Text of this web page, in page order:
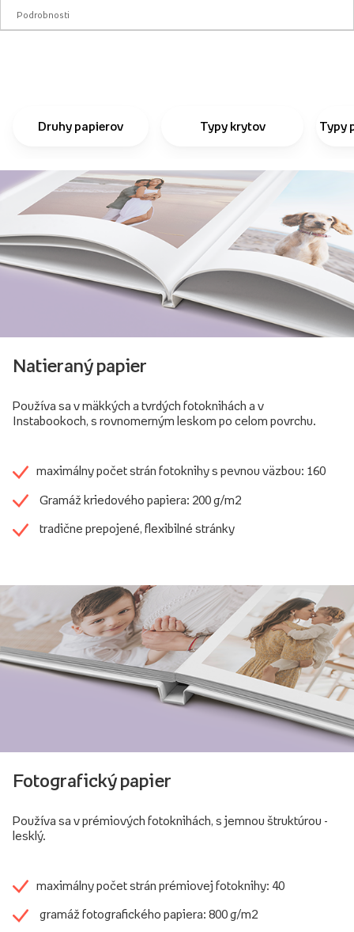
Podrobnosti
Druhy papierov Typy krytov Typy
Natieraný papier
Používa sa v mäkkých a tvrdých fotoknihách a v
Instabookoch, s rovnomerným leskom po celom povrchu.
maximálny počet strán fotoknihy s pevnou väzbou: 160
Gramáž kriedového papiera: 200 g/m2
tradične prepojené, flexibilné stránky
Fotografický papier
Používa sa v prémiových fotoknihách, s jemnou štruktúrou -
lesklý.
maximálny počet strán prémiovej fotoknihy: 40
gramáž fotografického papiera: 800 g/m2